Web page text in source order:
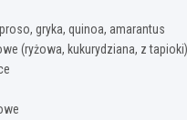
gryka, quinoa, amarantus
(ryżowa, kukurydziana, z tapioki)